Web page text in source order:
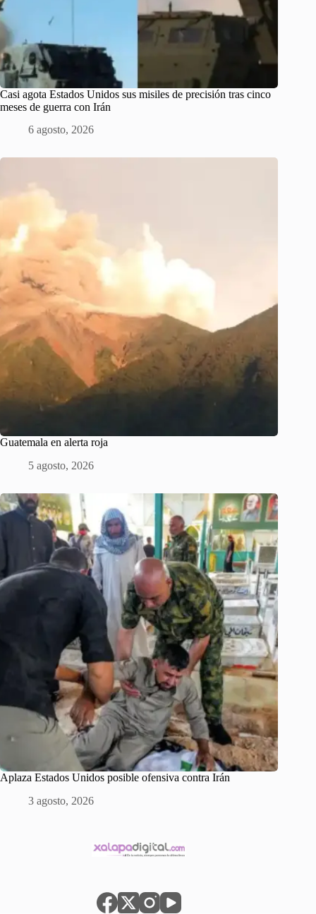
Casi agota Estados Unidos sus misiles de precisión tras cinco
meses de guerra con Irán
6 agosto, 2026
Guatemala en alerta roja
5 agosto, 2026
Aplaza Estados Unidos posible ofensiva contra Irán
3 agosto, 2026